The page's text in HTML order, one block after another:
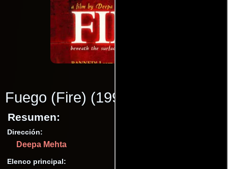
Fuego (Fire) (1996)
Resumen:
Dirección:
Deepa Mehta
Elenco principal: